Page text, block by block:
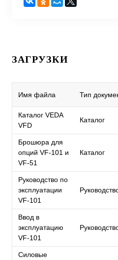
ЗАГРУЗКИ
Имя файла Тип
Каталог VEDA
VFD
Каталог
Брошюра для
опций VF-101 и
VF-51
Каталог
Руководство по
эксплуатации
VF-101
Ввод в
эксплуатацию
VF-101
Силовые